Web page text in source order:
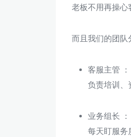
老板不用再操心
而且我们的团队
客服主管 ：
负责培训、
业务组长 ：
每天盯服务